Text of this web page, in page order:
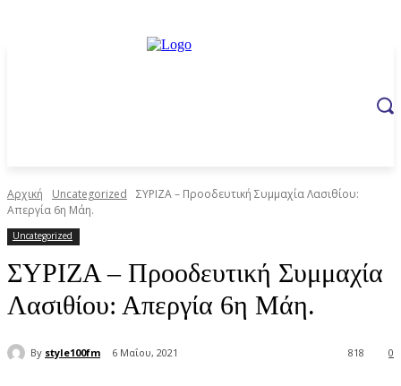
Αρχική Uncategorized
ΣΥΡΙΖΑ – Προοδευτική Συμμαχία Λασιθίου:
Απεργία 6η Μάη.
Uncategorized
ΣΥΡΙΖΑ – Προοδευτική Συμμαχία
Λασιθίου: Απεργία 6η Μάη.
By style100fm 6 Μαΐου, 2021 0
818